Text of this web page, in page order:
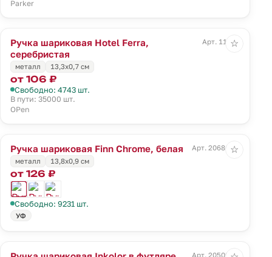
Parker
Ручка шариковая Hotel Ferra,
серебристая
Арт. 11231
металл 13,3х0,7 см
от 106 ₽
Свободно: 4743 шт.
В пути: 35000 шт.
OPen
☆
Ручка шариковая Finn Chrome, белая
Арт. 20686.60
металл
13,8х0,9 см
от 126 ₽
Свободно: 9231 шт.
УФ
☆
Арт. 20509.20